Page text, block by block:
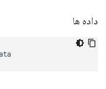
داده ها